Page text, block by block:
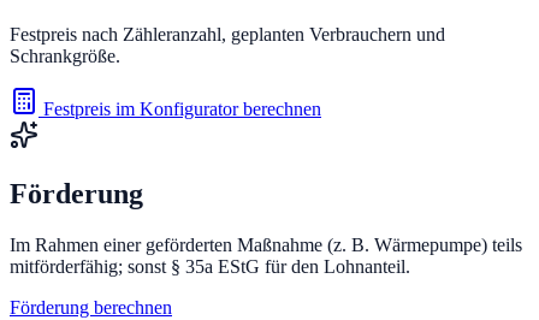
Festpreis nach Zähleranzahl, geplanten Verbrauchern und
Schrankgröße.
Festpreis im Konfigurator berechnen
Förderung
Im Rahmen einer geförderten Maßnahme (z. B. Wärmepumpe) teils
mitförderfähig; sonst § 35a EStG für den Lohnanteil.
Förderung berechnen